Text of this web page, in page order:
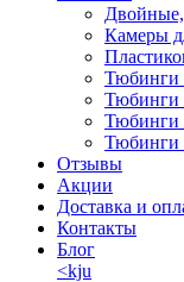
Камеры
Тюбинги
Тюбинги
Тюбинги
Тюбинги
Отзывы
Акции
Доставка и
Контакты
Блог
<kju